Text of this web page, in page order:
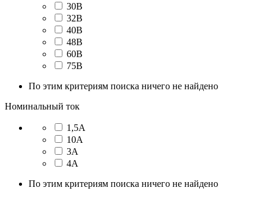
30В
32В
40В
48В
60В
75В
По этим критериям поиска ничего не найдено
Номинальный ток
1,5А
10А
3А
4А
По этим критериям поиска ничего не найдено